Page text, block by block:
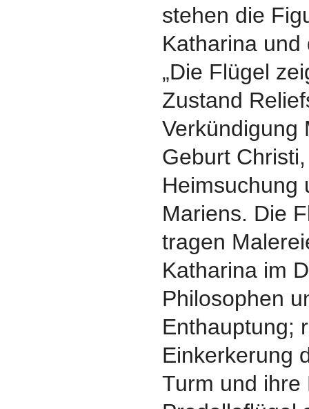
stehen die
Katharina
„Die Flügel
Zustand
Verkündigung
Geburt
Heimsuchung
Mariens. Die
tragen
Katharina im
Philosophen
Enthauptung;
Einkerkerung
Turm und ihre